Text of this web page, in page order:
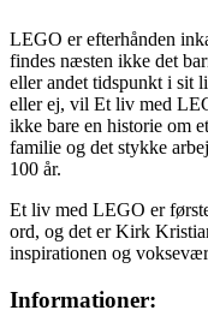
LEGO er efterhånden
findes næsten ikke det
eller andet tidspunkt i sit
eller ej, vil Et liv med
ikke bare en historie om
familie og det stykke
100 år.
Et liv med LEGO er
ord, og det er Kirk
inspirationen og
Informationer: